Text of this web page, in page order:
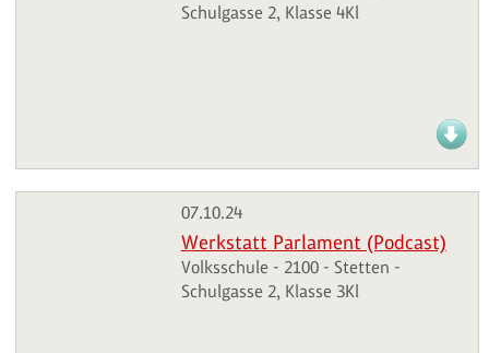
Schulgasse 2, Klasse 4Kl
07.10.24
Werkstatt Parlament (Podcast)
Volksschule - 2100 - Stetten -
Schulgasse 2, Klasse 3Kl